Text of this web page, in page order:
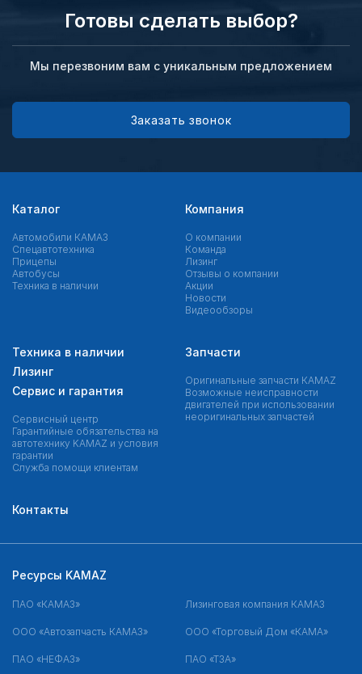
Готовы сделать выбор?
Мы перезвоним вам с уникальным предложением
Заказать звонок
Каталог
Автомобили КАМАЗ
Спецавтотехника
Прицепы
Автобусы
Техника в наличии
Компания
О компании
Команда
Лизинг
Отзывы о компании
Акции
Новости
Видеообзоры
Техника в наличии
Лизинг
Сервис и гарантия
Сервисный центр
Гарантийные обязательства на
автотехнику KAMAZ и условия
гарантии
Служба помощи клиентам
Запчасти
Оригинальные запчасти КAMAZ
Возможные неисправности
двигателей при использовании
неоригинальных запчастей
Контакты
Ресурсы KAMAZ
ПАО «КАМАЗ» Лизинговая компания КАМАЗ
ООО «Автозапчасть КАМАЗ» ООО «Торговый Дом «КАМА»
ПАО «НЕФАЗ» ПАО «ТЗА»